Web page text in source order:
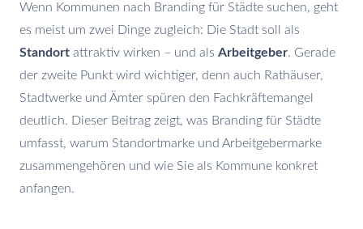
Wenn Kommunen nach Branding für Städte suchen, geht
es meist um zwei Dinge zugleich: Die Stadt soll als
Standort attraktiv wirken – und als Arbeitgeber. Gerade
der zweite Punkt wird wichtiger, denn auch Rathäuser,
Stadtwerke und Ämter spüren den Fachkräftemangel
deutlich. Dieser Beitrag zeigt, was Branding für Städte
umfasst, warum Standortmarke und Arbeitgebermarke
zusammengehören und wie Sie als Kommune konkret
anfangen.